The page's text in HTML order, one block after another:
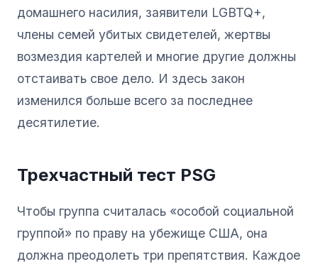
домашнего насилия, заявители LGBTQ+,
члены семей убитых свидетелей, жертвы
возмездия картелей и многие другие должны
отстаивать свое дело. И здесь закон
изменился больше всего за последнее
десятилетие.
Трехчастный тест PSG
Чтобы группа считалась «особой социальной
группой» по праву на убежище США, она
должна преодолеть три препятствия. Каждое